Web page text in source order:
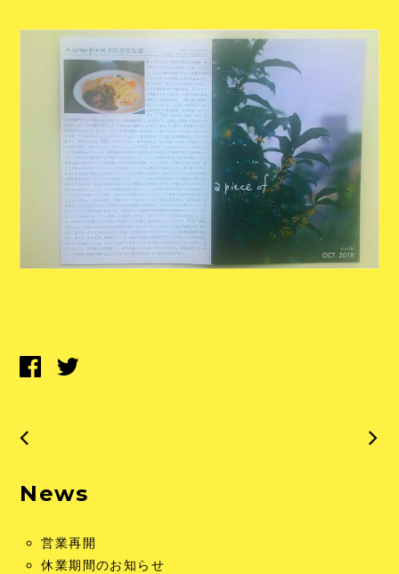
News
営業再開
休業期間のお知らせ